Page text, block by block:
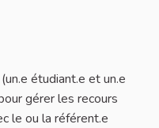
étudiant.e et un.e
gérer les recours
le ou la référent.e